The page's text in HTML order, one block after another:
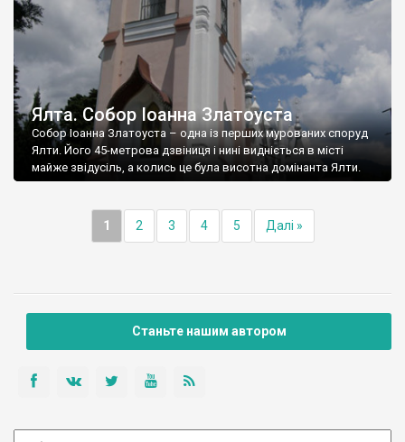
Ялта. Собор Іоанна Златоуста
Собор Іоанна Златоуста – одна із перших мурованих споруд
Ялти. Його 45-метрова дзвіниця і нині видніється в місті
майже звідусіль, а колись це була висотна домінанта Ялти.
1 2 3 4 5 Далі »
Станьте нашим автором